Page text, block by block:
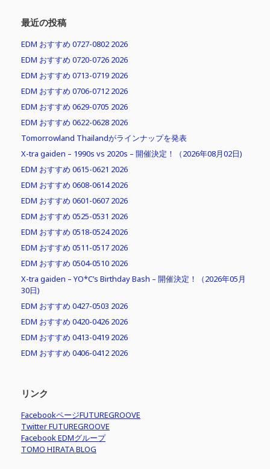
最近の投稿
EDM おすすめ 0727-0802 2026
EDM おすすめ 0720-0726 2026
EDM おすすめ 0713-0719 2026
EDM おすすめ 0706-0712 2026
EDM おすすめ 0629-0705 2026
EDM おすすめ 0622-0628 2026
Tomorrowland Thailandがラインナップを発表
X-tra gaiden – 1990s vs 2020s – 開催決定！（2026年08月02日)
EDM おすすめ 0615-0621 2026
EDM おすすめ 0608-0614 2026
EDM おすすめ 0601-0607 2026
EDM おすすめ 0525-0531 2026
EDM おすすめ 0518-0524 2026
EDM おすすめ 0511-0517 2026
EDM おすすめ 0504-0510 2026
X-tra gaiden – YO*C’s Birthday Bash – 開催決定！（2026年05月
30日)
EDM おすすめ 0427-0503 2026
EDM おすすめ 0420-0426 2026
EDM おすすめ 0413-0419 2026
EDM おすすめ 0406-0412 2026
リンク
FacebookページFUTUREGROOVE
Twitter FUTUREGROOVE
Facebook EDMグループ
TOMO HIRATA BLOG